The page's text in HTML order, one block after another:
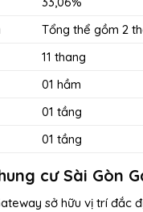
Tổng thể gồm 2
11 thang
01 hầm
01 tầng
01 tầng
cư Sài Gòn
sở hữu vị trí đắc